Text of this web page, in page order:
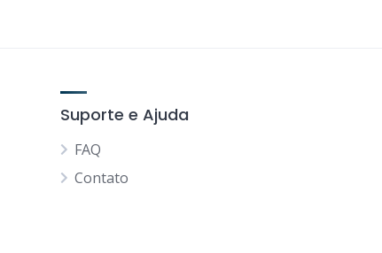
Suporte e Ajuda
FAQ
Contato